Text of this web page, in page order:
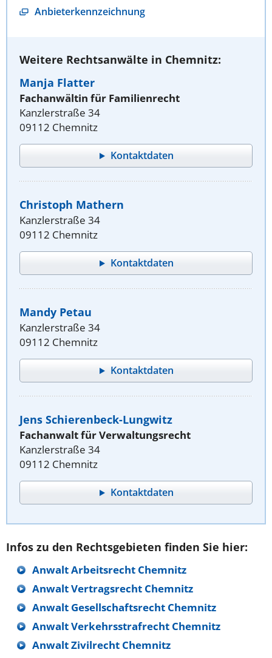
Anbieterkennzeichnung
Weitere Rechtsanwälte in Chemnitz:
Manja Flatter
Fachanwältin für Familienrecht
Kanzlerstraße 34
09112 Chemnitz
Kontaktdaten
Christoph Mathern
Kanzlerstraße 34
09112 Chemnitz
Kontaktdaten
Mandy Petau
Kanzlerstraße 34
09112 Chemnitz
Kontaktdaten
Jens Schierenbeck-Lungwitz
Fachanwalt für Verwaltungsrecht
Kanzlerstraße 34
09112 Chemnitz
Kontaktdaten
Infos zu den Rechtsgebieten finden Sie hier:
Anwalt Arbeitsrecht Chemnitz
Anwalt Vertragsrecht Chemnitz
Anwalt Gesellschaftsrecht Chemnitz
Anwalt Verkehrsstrafrecht Chemnitz
Anwalt Zivilrecht Chemnitz